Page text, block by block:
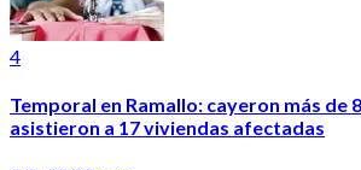
4
Temporal en Ramallo: cayeron más de
asistieron a 17 viviendas afectadas